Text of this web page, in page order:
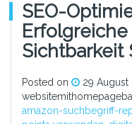
SEO-
Sichtbarkeit
Posted on 29 August
amazon-suchbegriff-